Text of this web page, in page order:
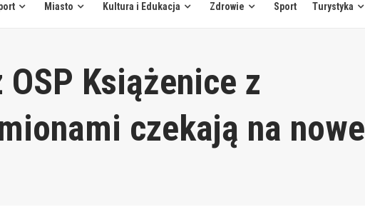
Miasto Kultura i Edukacja Zdrowie Sport Turystyka
Książenice z
czekają na nowe